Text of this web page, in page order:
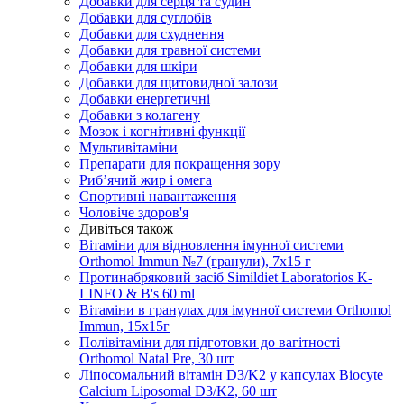
Добавки для суглобів
Добавки для схуднення
Добавки для травної системи
Добавки для шкіри
Добавки для щитовидної залози
Добавки енергетичні
Добавки з колагену
Мозок і когнітивні функції
Мультивітаміни
Препарати для покращення зору
Риб’ячий жир і омега
Спортивні навантаження
Чоловіче здоров'я
Дивіться також
Вітаміни для відновлення імунної системи
Orthomol Immun №7 (гранули), 7х15 г
Протинабряковий засіб Simildiet Laboratorios K-
LINFO & B's 60 ml
Вітаміни в гранулах для імунної системи Orthomol
Immun, 15х15г
Полівітаміни для підготовки до вагітності
Orthomol Natal Pre, 30 шт
Ліпосомальний вітамін D3/K2 у капсулах Biocyte
Calcium Liposomal D3/K2, 60 шт